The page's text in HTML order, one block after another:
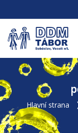
Hlavní strana